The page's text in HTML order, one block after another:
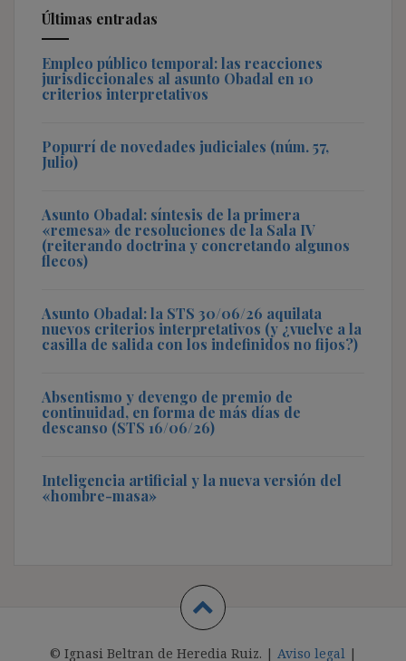
Últimas entradas
Empleo público temporal: las reacciones
jurisdiccionales al asunto Obadal en 10
criterios interpretativos
Popurrí de novedades judiciales (núm. 57,
Julio)
Asunto Obadal: síntesis de la primera
«remesa» de resoluciones de la Sala IV
(reiterando doctrina y concretando algunos
flecos)
Asunto Obadal: la STS 30/06/26 aquilata
nuevos criterios interpretativos (y ¿vuelve a la
casilla de salida con los indefinidos no fijos?)
Absentismo y devengo de premio de
continuidad, en forma de más días de
descanso (STS 16/06/26)
Inteligencia artificial y la nueva versión del
«hombre-masa»
© Ignasi Beltran de Heredia Ruiz. | Aviso legal |